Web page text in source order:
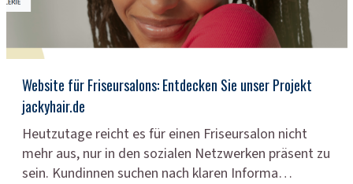
Website für Friseursalons: Entdecken Sie unser Projekt
jackyhair.de
Heutzutage reicht es für einen Friseursalon nicht
mehr aus, nur in den sozialen Netzwerken präsent zu
sein. Kundinnen suchen nach klaren Informa…